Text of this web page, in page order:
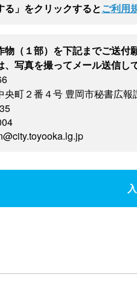
る」をクリックするとご利用
（１部）を下記までご送付
写真を撮ってメール送信し
町２番４号 豊岡市秘書広報